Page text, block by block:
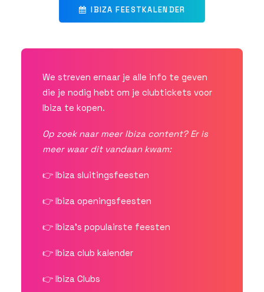
IBIZA FEESTKALENDER
We streven ernaar je alle info te geven
die je nodig hebt om je clubtickets voor
Ibiza te kopen.
Op zoek naar meer Ibiza content? Er is
meer waar dit vandaan kwam:
👉 Ibiza sluitingsfeesten
👉 Ibiza openingsfeesten
👉 Ibiza’s populairste feesten
👉 Ibiza club kalender
👉 Ibiza Clubs